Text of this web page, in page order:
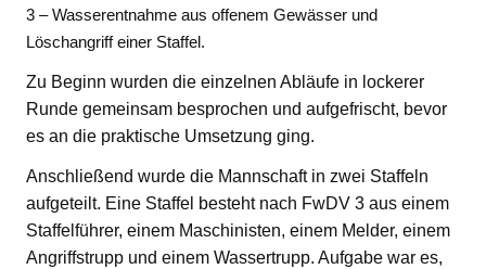
3 – Wasserentnahme aus offenem Gewässer und
Löschangriff einer Staffel.
Zu Beginn wurden die einzelnen Abläufe in lockerer
Runde gemeinsam besprochen und aufgefrischt, bevor
es an die praktische Umsetzung ging.
Anschließend wurde die Mannschaft in zwei Staffeln
aufgeteilt. Eine Staffel besteht nach FwDV 3 aus einem
Staffelführer, einem Maschinisten, einem Melder, einem
Angriffstrupp und einem Wassertrupp. Aufgabe war es,